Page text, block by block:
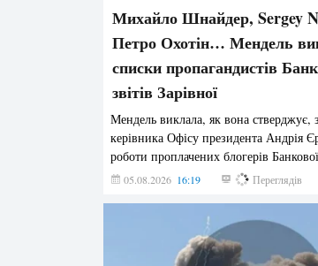
Михайло Шнайдер, Sergey
Петро Охотін… Мендель
списки пропагандистів
звітів Зарівної
Мендель виклала, як вона стверджує,
керівника Офісу президента Андрія
роботи проплачених блогерів
05.08.2026 16:19 191 Переглядів